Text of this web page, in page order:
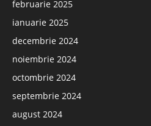
februarie 2025
ianuarie 2025
decembrie 2024
noiembrie 2024
octombrie 2024
septembrie 2024
august 2024